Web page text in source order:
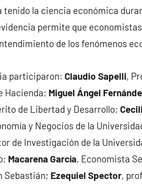
tenido la ciencia económica
permite que
de los fenómenos
participaron: Claudio Sapelli,
Hacienda; Miguel Ángel
de Libertad y Desarrollo;
y Negocios de la
de Investigación de la
Macarena García, Economista
Sebastián; Ezequiel Spector,